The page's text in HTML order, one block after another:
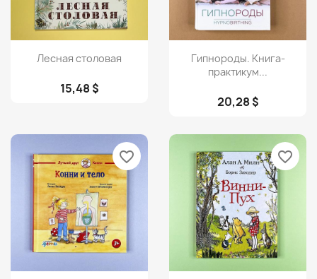
Просмотр
Лесная столовая
15,48 $
Просмотр
Гипнороды. Книга-
практикум...
20,28 $
favorite_border favorite_border